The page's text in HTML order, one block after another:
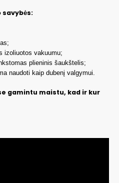
izoliuotos vakuumu;
plieninis šaukštelis;
naudoti kaip dubenį valgymui.
gamintu maistu, kad ir kur